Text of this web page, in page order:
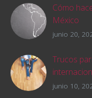
el
minuto
que esto
hora de
Europa.
Cómo
México
Muchos
paisajes y
veces nos
trabajo y,
junio 20,
Trucos
junio 10,